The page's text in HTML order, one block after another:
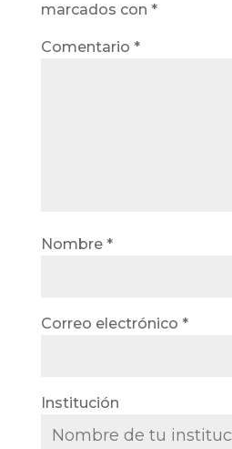
marcados con *
Comentario *
Nombre *
Correo electrónico *
Institución